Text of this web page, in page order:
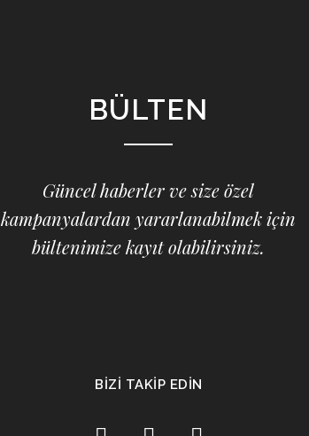
BÜLTEN
Güncel haberler ve size özel
kampanyalardan yararlanabilmek için
bültenimize kayıt olabilirsiniz.
BİZİ TAKİP EDİN